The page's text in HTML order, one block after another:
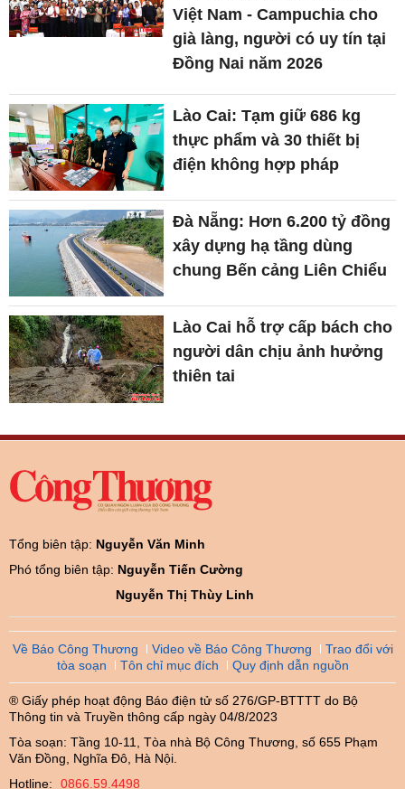
Việt Nam - Campuchia cho
già làng, người có uy tín tại
Đồng Nai năm 2026
Lào Cai: Tạm giữ 686 kg
thực phẩm và 30 thiết bị
điện không hợp pháp
Đà Nẵng: Hơn 6.200 tỷ đồng
xây dựng hạ tầng dùng
chung Bến cảng Liên Chiểu
Lào Cai hỗ trợ cấp bách cho
người dân chịu ảnh hưởng
thiên tai
Tổng biên tập: Nguyễn Văn Minh
Phó tổng biên tập: Nguyễn Tiến Cường
Nguyễn Thị Thùy Linh
Về Báo Công Thương Video về Báo Công Thương
Trao đổi với
tòa soạn
Tôn chỉ mục đích Quy định dẫn nguồn
® Giấy phép hoạt động Báo điện tử số 276/GP-BTTTT do Bộ
Thông tin và Truyền thông cấp ngày 04/8/2023
Tòa soạn: Tầng 10-11, Tòa nhà Bộ Công Thương, số 655 Phạm
Văn Đồng, Nghĩa Đô, Hà Nội.
Hotline:
0866.59.4498